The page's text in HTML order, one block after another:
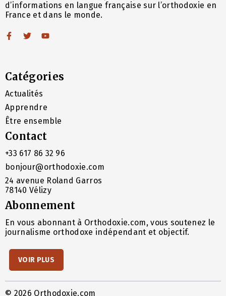
d’informations en langue française sur l’orthodoxie en
France et dans le monde.
Catégories
Actualités
Apprendre
Être ensemble
Contact
+33 617 86 32 96
bonjour@orthodoxie.com
24 avenue Roland Garros
78140 Vélizy
Abonnement
En vous abonnant à Orthodoxie.com, vous soutenez le
journalisme orthodoxe indépendant et objectif.
VOIR PLUS
© 2026 Orthodoxie.com